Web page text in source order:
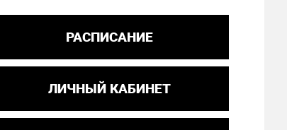
РАСПИСАНИЕ
ЛИЧНЫЙ КАБИНЕТ